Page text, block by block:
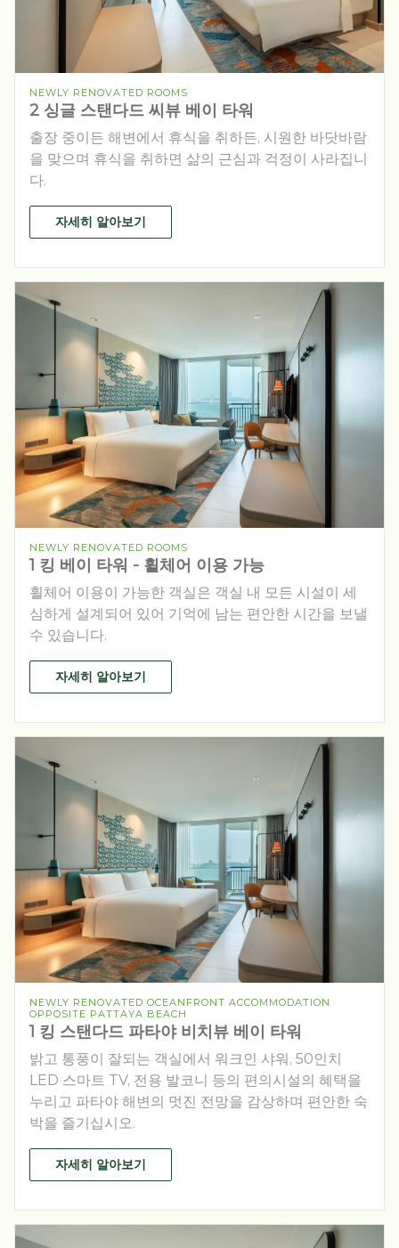
NEWLY RENOVATED ROOMS
2 싱글 스탠다드 씨뷰 베이 타워
출장 중이든 해변에서 휴식을 취하든, 시원한 바닷바람
을 맞으며 휴식을 취하면 삶의 근심과 걱정이 사라집니
다.
자세히 알아보기
NEWLY RENOVATED ROOMS
1 킹 베이 타워 - 휠체어 이용 가능
휠체어 이용이 가능한 객실은 객실 내 모든 시설이 세
심하게 설계되어 있어 기억에 남는 편안한 시간을 보낼
수 있습니다.
자세히 알아보기
NEWLY RENOVATED OCEANFRONT ACCOMMODATION
OPPOSITE PATTAYA BEACH
1 킹 스탠다드 파타야 비치뷰 베이 타워
밝고 통풍이 잘되는 객실에서 워크인 샤워, 50인치
LED 스마트 TV, 전용 발코니 등의 편의시설의 혜택을
누리고 파타야 해변의 멋진 전망을 감상하며 편안한 숙
박을 즐기십시오.
자세히 알아보기